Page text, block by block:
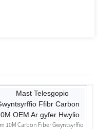
10M Carbon Fiber Gwyntsyrffio